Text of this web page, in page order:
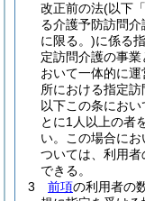
改正前の法(以下
る介護予防訪問
に限る。)に係る
定訪問介護の事
おいて一体的に
所における指定訪
以下この条におい
とに1人以上の者
い。
この場合に
ついては、利用
できる。
3
前項の利用者の